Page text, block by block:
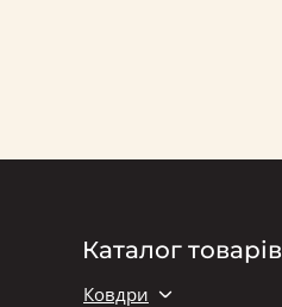
Каталог товарів
Ковдри